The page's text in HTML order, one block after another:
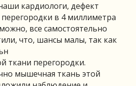
кардиологи, дефект
в 4 миллиметра
все самостоятельно
что, шансы малы, так как
ткани перегородки.
мышечная ткань этой